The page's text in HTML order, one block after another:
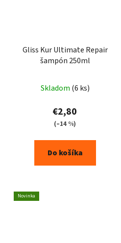
Gliss Kur Ultimate Repair
šampón 250ml
Skladom (6 ks)
€2,80
(–14 %)
Do košíka
Novinka